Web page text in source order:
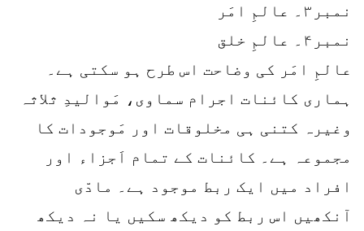
نمبر۳۔ عالمِ امَر
نمبر۴۔ عالمِ خلق
عالمِ امَر کی وضاحت اس طرح ہو سکتی ہے۔
ہماری کائنات اجرام سماوی، مَوالیدِ ثلاثہ
وغیرہ کتنی ہی مخلوقات اور مَوجودات کا
مجموعہ ہے۔ کائنات کے تمام اَجزاء اور
افراد میں ایک ربط موجود ہے۔ مادّی
آنکھیں اس ربط کو دیکھ سکیں یا نہ دیکھ